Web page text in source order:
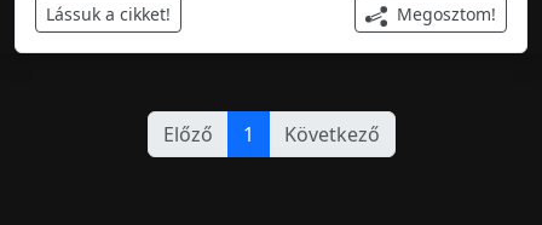
Lássuk a cikket! Megosztom!
Előző 1 Következő